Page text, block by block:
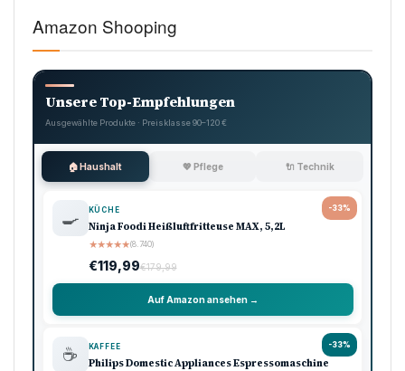
Amazon Shooping
Unsere Top-Empfehlungen
Ausgewählte Produkte · Preisklasse 90–120 €
🏠 Haushalt 💖 Pflege 🔌 Technik
-33%
🍳 KÜCHE
Ninja Foodi Heißluftfritteuse MAX, 5,2L
★★★★★(8.740)
€119,99€179,99
Auf Amazon ansehen →
-33%
☕ KAFFEE
Philips Domestic Appliances Espressomaschine